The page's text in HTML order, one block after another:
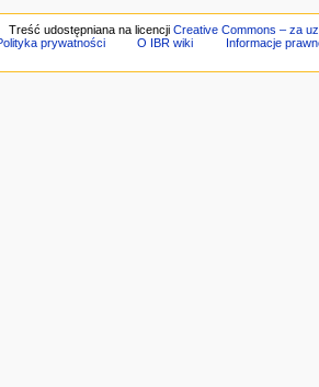
Treść udostępniana na licencji Creative Commons – za
prywatności
O IBR wiki Informacje